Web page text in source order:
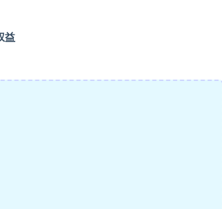
益